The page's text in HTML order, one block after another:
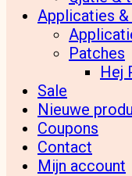
Applicaties
Patches
Hej
Sale
Nieuwe
Coupons
Contact
Mijn account